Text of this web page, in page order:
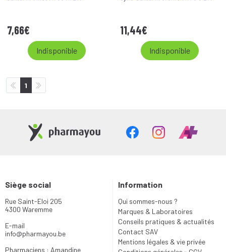
7,66€
Indisponible
11,44€
Indisponible
1
Siège social
Rue Saint-Eloi 205
4300 Waremme
E-mail
info@pharmayou.be
Pharmaciens : Amandine
Information
Qui sommes-nous ?
Marques & Laboratoires
Conseils pratiques & actualités
Contact SAV
Mentions légales & vie privée